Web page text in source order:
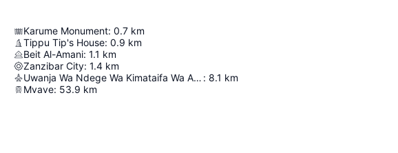
Karume Monument: 0.7 km
Tippu Tip's House: 0.9 km
Beit Al-Amani: 1.1 km
Zanzibar City: 1.4 km
Uwanja Wa Ndege Wa Kimataifa Wa Abeid Amani Karume : 8.1 km
Mvave: 53.9 km